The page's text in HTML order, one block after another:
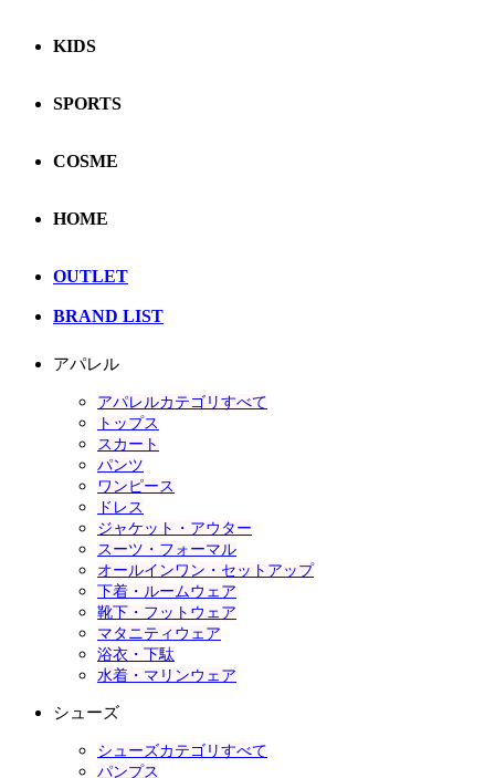
KIDS
SPORTS
COSME
HOME
OUTLET
BRAND LIST
アパレル
アパレルカテゴリすべて
トップス
スカート
パンツ
ワンピース
ドレス
ジャケット・アウター
スーツ・フォーマル
オールインワン・セットアップ
下着・ルームウェア
靴下・フットウェア
マタニティウェア
浴衣・下駄
水着・マリンウェア
シューズ
シューズカテゴリすべて
パンプス